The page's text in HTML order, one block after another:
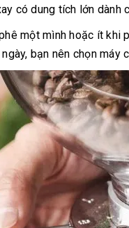
có dung tích lớn dành
một mình hoặc ít khi
bạn nên chọn máy